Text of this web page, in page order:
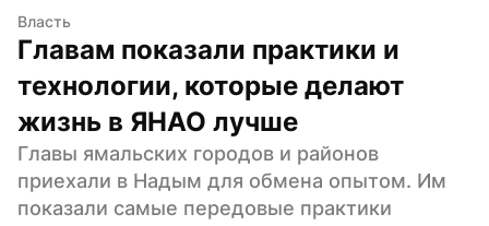
Власть
Главам показали практики и
технологии, которые делают
жизнь в ЯНАО лучше
Главы ямальских городов и районов
приехали в Надым для обмена опытом. Им
показали самые передовые практики